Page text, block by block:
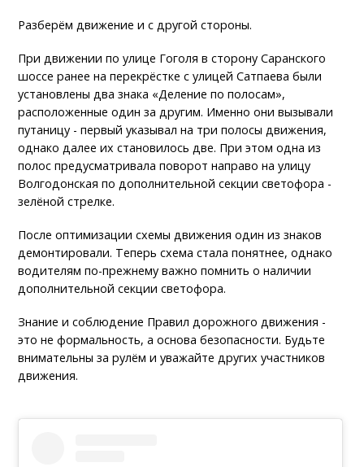
Разберём движение и с другой стороны.
При движении по улице Гоголя в сторону Саранского
шоссе ранее на перекрёстке с улицей Сатпаева были
установлены два знака «Деление по полосам»,
расположенные один за другим. Именно они вызывали
путаницу - первый указывал на три полосы движения,
однако далее их становилось две. При этом одна из
полос предусматривала поворот направо на улицу
Волгодонская по дополнительной секции светофора -
зелёной стрелке.
После оптимизации схемы движения один из знаков
демонтировали. Теперь схема стала понятнее, однако
водителям по-прежнему важно помнить о наличии
дополнительной секции светофора.
Знание и соблюдение Правил дорожного движения -
это не формальность, а основа безопасности. Будьте
внимательны за рулём и уважайте других участников
движения.